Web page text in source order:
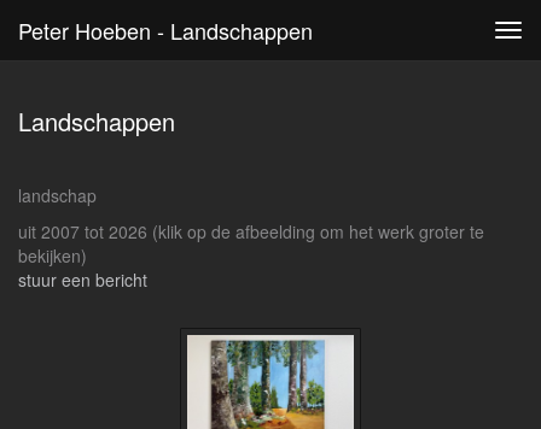
Peter Hoeben - Landschappen
Landschappen
landschap
uit 2007 tot 2026 (klik op de afbeelding om het werk groter te
bekijken)
stuur een bericht